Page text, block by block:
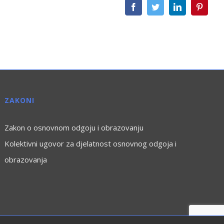
FacebookTwitterLinkedIn
ZAKONI
Zakon o osnovnom odgoju i obrazovanju
Kolektivni ugovor za djelatnost osnovnog odgoja i
obrazovanja